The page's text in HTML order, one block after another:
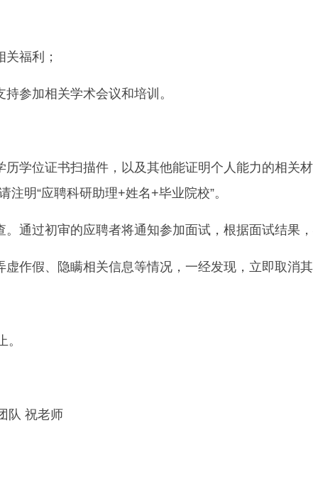
福利；
参加相关学术会议和培训。
学位证书扫描件，以及其他能证明个人能力的相关
明“应聘科研助理+姓名+毕业院校”。
通过初审的应聘者将通知参加面试，根据面试结果，
作假、隐瞒相关信息等情况，一经发现，立即取消其
队 祝老师